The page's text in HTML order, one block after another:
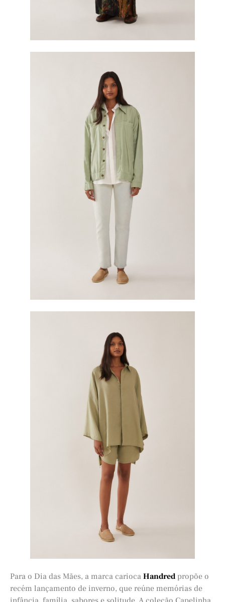
Para o Dia das Mães, a marca carioca Handred propõe o
recém lançamento de inverno, que reúne memórias de